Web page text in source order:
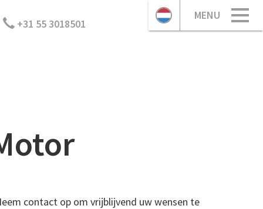
MENU
+31 55 3018501
contact op om vrijblijvend uw wensen te